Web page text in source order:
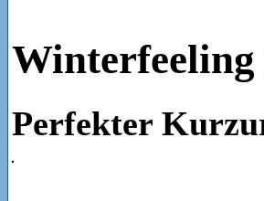
Perfekter